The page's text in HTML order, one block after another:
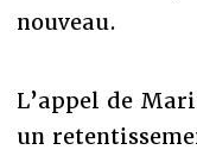
nouveau.
L’appel de
un